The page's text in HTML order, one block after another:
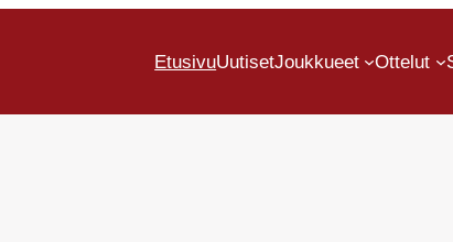
EtusivuUutisetJoukkueet Ottelut